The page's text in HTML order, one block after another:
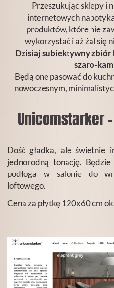
Przeszukując sklepy i
internetowych
produktów, które nie
wykorzystać i aż żal się
Dzisiaj subiektywny zbiór
szaro-
Będą one pasować do
nowoczesnym,
Unicomstarker
Dość gładka, ale świetnie
jednorodną tonację.
podłoga w salonie do
loftowego.
Cena za płytkę 120x60 cm